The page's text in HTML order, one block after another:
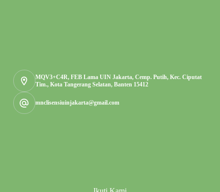
MQV3+C4R, FEB Lama UIN Jakarta, Cemp. Putih, Kec. Ciputat
Tim., Kota Tangerang Selatan, Banten 15412
mnclisensiuinjakarta@gmail.com